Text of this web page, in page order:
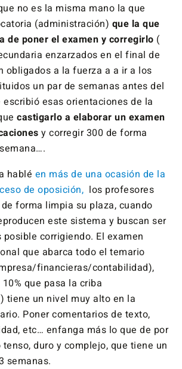
no es la misma mano la que
(administración) que la que
de poner el examen y corregirlo (
enzarzados en el final de
obligados a la fuerza a a ir a los
un par de semanas antes del
esas orientaciones de la
castigarlo a elaborar un examen
y corregir 300 de forma
hablé en más de una ocasión de la
de oposición, los profesores
forma limpia su plaza, cuando
este sistema y buscan ser
corrigiendo. El examen
que abarca todo el temario
financieras/contabilidad),
que pasa la criba
tiene un nivel muy alto en la
Poner comentarios de texto,
etc… enfanga más lo que de por
duro y complejo, que tiene un
semanas.